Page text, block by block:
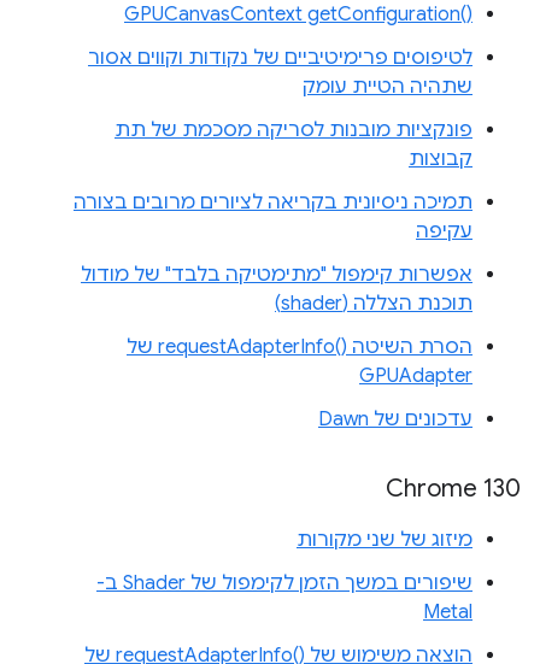
‎GPUCanvasContext getConfiguration‎()‎
לטיפוסים פרימיטיביים של נקודות וקווים אסור
שתהיה הטיית עומק
פונקציות מובנות לסריקה מסכמת של תת
קבוצות
תמיכה ניסיונית בקריאה לציורים מרובים בצורה
עקיפה
אפשרות קימפול "מתימטיקה בלבד" של מודול
תוכנת הצללה (shader)
הסרת השיטה requestAdapterInfo()‎ של
GPUAdapter
עדכונים של Dawn
Chrome 130
מיזוג של שני מקורות
שיפורים במשך הזמן לקימפול של Shader ב-
Metal
הוצאה משימוש של requestAdapterInfo()‎ של